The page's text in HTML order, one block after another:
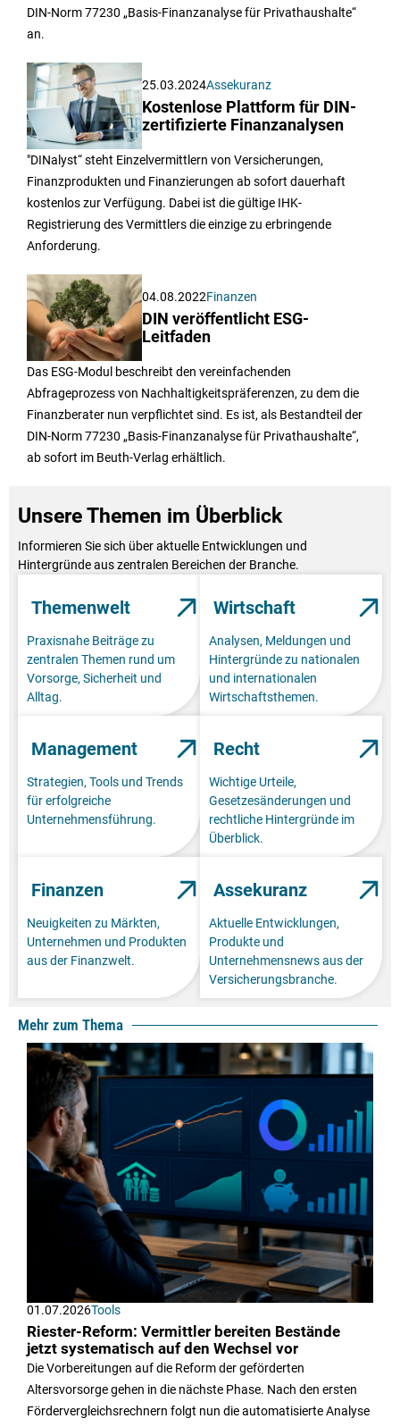
DIN-Norm 77230 „Basis-Finanzanalyse für Privathaushalte“
an.
25.03.2024Assekuranz
Kostenlose Plattform für DIN-
zertifizierte Finanzanalysen
"DINalyst“ steht Einzelvermittlern von Versicherungen,
Finanzprodukten und Finanzierungen ab sofort dauerhaft
kostenlos zur Verfügung. Dabei ist die gültige IHK-
Registrierung des Vermittlers die einzige zu erbringende
Anforderung.
04.08.2022Finanzen
DIN veröffentlicht ESG-
Leitfaden
Das ESG-Modul beschreibt den vereinfachenden
Abfrageprozess von Nachhaltigkeitspräferenzen, zu dem die
Finanzberater nun verpflichtet sind. Es ist, als Bestandteil der
DIN-Norm 77230 „Basis-Finanzanalyse für Privathaushalte“,
ab sofort im Beuth-Verlag erhältlich.
Unsere Themen im Überblick
Informieren Sie sich über aktuelle Entwicklungen und
Hintergründe aus zentralen Bereichen der Branche.
Themenwelt
Praxisnahe Beiträge zu
zentralen Themen rund um
Vorsorge, Sicherheit und
Alltag.
Wirtschaft
Analysen, Meldungen und
Hintergründe zu nationalen
und internationalen
Wirtschaftsthemen.
Management
Strategien, Tools und Trends
für erfolgreiche
Unternehmensführung.
Recht
Wichtige Urteile,
Gesetzesänderungen und
rechtliche Hintergründe im
Überblick.
Finanzen
Neuigkeiten zu Märkten,
Unternehmen und Produkten
aus der Finanzwelt.
Assekuranz
Aktuelle Entwicklungen,
Produkte und
Unternehmensnews aus der
Versicherungsbranche.
Mehr zum Thema
01.07.2026Tools
Riester-Reform: Vermittler bereiten Bestände
jetzt systematisch auf den Wechsel vor
Die Vorbereitungen auf die Reform der geförderten
Altersvorsorge gehen in die nächste Phase. Nach den ersten
Fördervergleichsrechnern folgt nun die automatisierte Analyse